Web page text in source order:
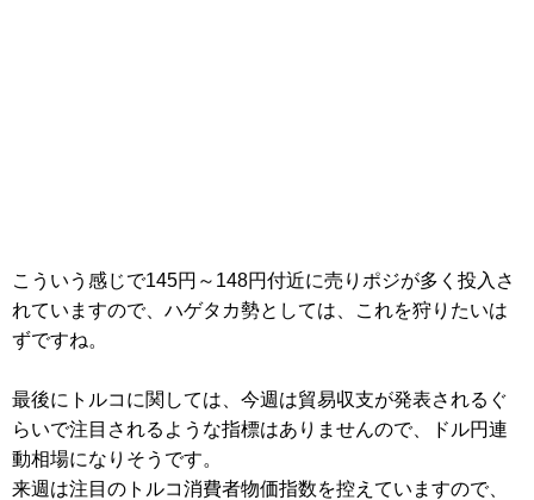
こういう感じで145円～148円付近に売りポジが多く投入さ
れていますので、ハゲタカ勢としては、これを狩りたいは
ずですね。
最後にトルコに関しては、今週は貿易収支が発表されるぐ
らいで注目されるような指標はありませんので、ドル円連
動相場になりそうです。
来週は注目のトルコ消費者物価指数を控えていますので、